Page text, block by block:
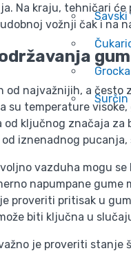
Grocka
Surčin
Na kraju, tehničari
vožnji čak i na
od najvažnijih, a
su temperature
od ključnog značaja za
iznenadnog
vazduha mogu
napumpane
proveriti pritisak u
biti ključna u
je proveriti stanje